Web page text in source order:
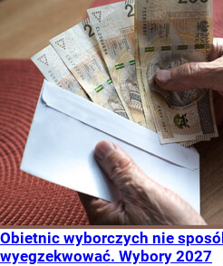
Obietnic wyborczych nie
wyegzekwować. Wybory 2027